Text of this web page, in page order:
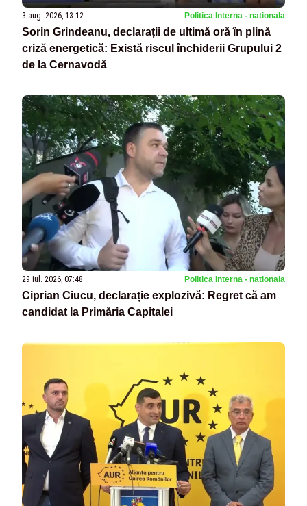
3 aug. 2026, 13:12 Politica Interna - nationala
Sorin Grindeanu, declarații de ultimă oră în plină
criză energetică: Există riscul închiderii Grupului 2
de la Cernavodă
29 iul. 2026, 07:48 Politica Interna - nationala
Ciprian Ciucu, declarație explozivă: Regret că am
candidat la Primăria Capitalei